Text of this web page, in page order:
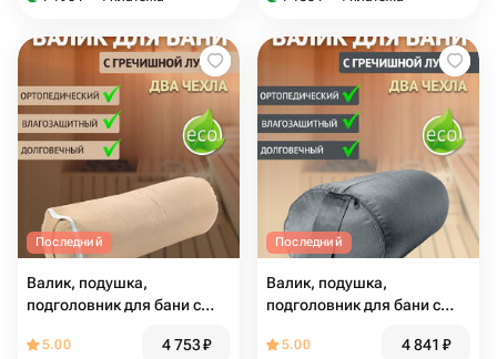
Последний
Валик, подушка,
подголовник для бани с
см, бежевый
5.00 4 753₽
Последний
Валик, подушка,
подголовник для бани с
см, серый
5.00 4 841 ₽